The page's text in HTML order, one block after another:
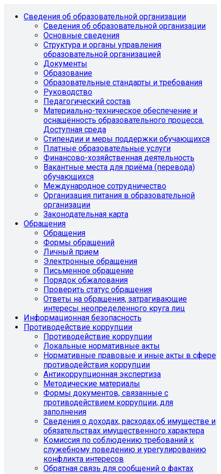
Сведения об образовательной организации
Сведения об образовательной организации
Основные сведения
Структура и органы управления
образовательной организацией
Документы
Образование
Образовательные стандарты и требования
Руководство
Педагогический состав
Материально-техническое обеспечение и
оснащённость образовательного процесса.
Доступная среда
Стипендии и меры поддержки обучающихся
Платные образовательные услуги
Финансово-хозяйственная деятельность
Вакантные места для приёма (перевода)
обучающихся
Международное сотрудничество
Организация питания в образовательной
организации
Законодательная карта
Обращения
Обращения
Формы обращений
Личный прием
Электронные обращения
Письменное обращение
Порядок обжалования
Проверить статус обращения
Ответы на обращения, затрагивающие
интересы неопределенного круга лиц
Информационная безопасность
Противодействие коррупции
Противодействие коррупции
Локальные нормативные акты
Нормативные правовые и иные акты в сфере
противодействия коррупции
Антикоррупционная экспертиза
Методические материалы
Формы документов, связанные с
противодействием коррупции, для
заполнения
Сведения о доходах, расходах,об имуществе и
обязательствах имущественного характера
Комиссия по соблюдению требований к
служебному поведению и урегулированию
конфликта интересов
Обратная связь для сообщений о фактах